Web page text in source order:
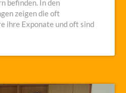
befinden. In den
zeigen die oft
ihre Exponate und oft sind